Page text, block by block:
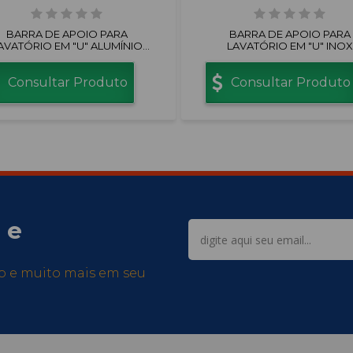
BARRA DE APOIO PARA
EM "U" ALUMÍNIO
Consultar Produto
BARRA DE APOIO PARA
LAVATÓRIO EM "U" INOX
Consultar Produto
e
e muito mais em seu